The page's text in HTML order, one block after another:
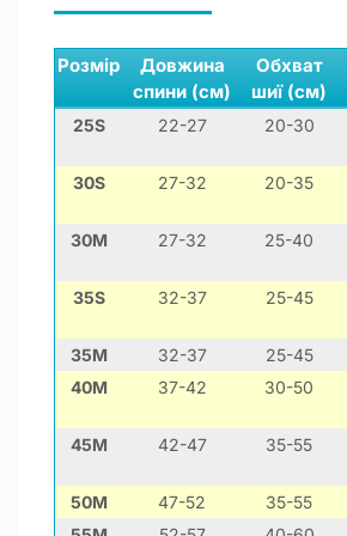
Розмір
Довжина
спини (см)
Обхват
шиї (см)
25S 22-27 20-30
30S 27-32 20-35
30M 27-32 25-40
35S 32-37 25-45
35M 32-37 25-45
40M
37-42 30-50
45M 42-47 35-55
50M 47-52 35-55